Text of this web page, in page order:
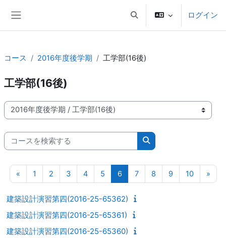
検索入力に切り替えるログイン
コース 2016年度後学期 工学部(16後)
工学部(16後)
コースカテゴリ
コースを検索する
コースを検索する
«前のページ
1 ページ 1
2ページ 2
3ページ 3
4ページ 4
5ページ 5
6ページ 6
7ページ 7
8ページ 8
9ページ 9
10ページ 10
»次
建築設計演習第四(2016-25-65362)
建築設計演習第四(2016-25-65361)
建築設計演習第四(2016-25-65360)